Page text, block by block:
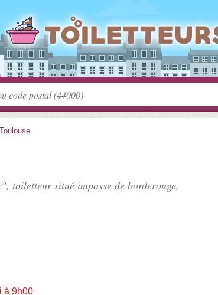
Toulouse
toiletteur situé impasse de borderouge,
à 9h00